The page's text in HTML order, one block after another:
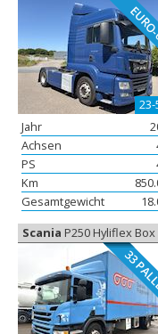
Jahr
Achsen
PS
Km
Gesamtgewicht
Scania P250 Hyliflex Box 33 Paller, Koffer
33